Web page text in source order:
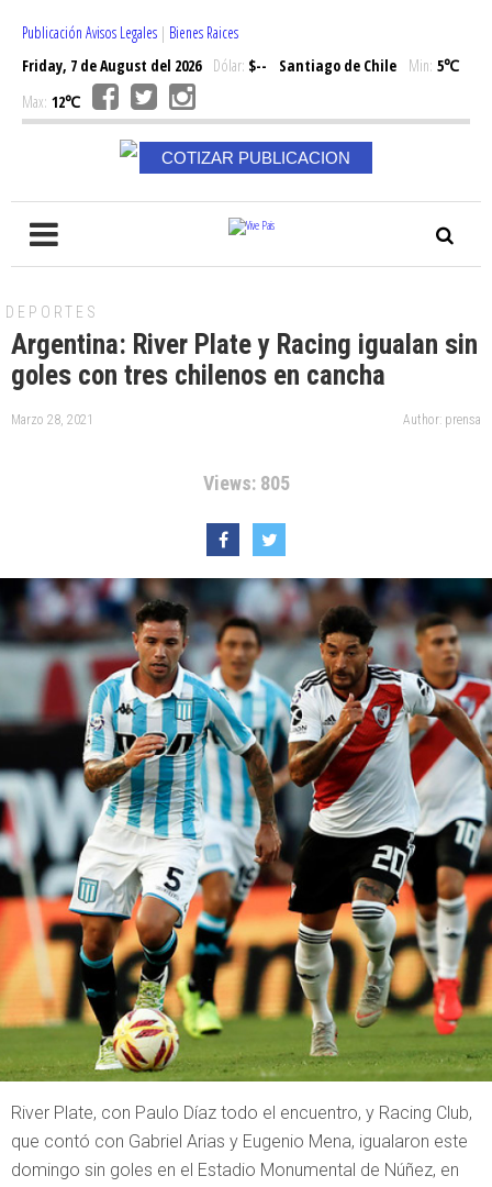
Publicación Avisos Legales | Bienes Raices
Friday, 7 de August del 2026Dólar: $-- Santiago de Chile Min: 5℃
Max: 12℃
COTIZAR PUBLICACION
DEPORTES
Argentina: River Plate y Racing igualan sin
goles con tres chilenos en cancha
Marzo 28, 2021 Author: prensa
Views: 805
River Plate, con Paulo Díaz todo el encuentro, y Racing Club,
que contó con Gabriel Arias y Eugenio Mena, igualaron este
domingo sin goles en el Estadio Monumental de Núñez, en